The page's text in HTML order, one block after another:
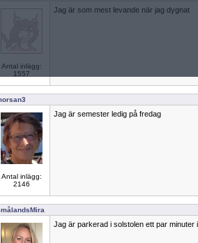
Antal inlägg:
1557
Jag är som mest levande när jag dygnat
Antal inlägg:
2146
Jag är semester ledig på fredag
Jag är parkerad i solstolen ett par minuter